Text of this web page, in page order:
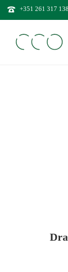
+351 261 317 138